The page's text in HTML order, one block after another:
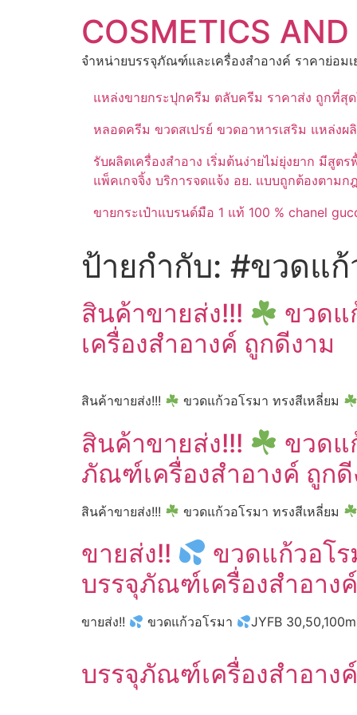
COSMETICS
จำหน่ายบรรจุภัณฑ์และเครื่องสำอางค์ ราคาย่อมเ
แหล่งขายกระปุกครีม ตลับครีม ราคาส่ง ถูกที่สุ
หลอดครีม ขวดสเปรย์ ขวดอาหารเสริม แหล่งผ
รับผลิตเครื่องสำอาง เริ่มต้นง่ายไม่ยุ่งยาก มีสู
แพ็คเกจจิ้ง บริการจดแจ้ง อย. แบบถูกต้องตาม
ขายกระเป๋าแบรนด์มือ 1 แท้ 100 % chanel
ป้ายกำกับ: #ขวดแก้
สินค้าขายส่ง!!! ขวดแ
เครื่องสำอางค์ ถูกดีงาม
สินค้าขายส่ง!!! ขวดแก้วอโรมา ทรงสีเหลี่ยม
สินค้าขายส่ง!!! ขวดแ
ภัณฑ์เครื่องสำอางค์ ถูกดี
สินค้าขายส่ง!!! ขวดแก้วอโรมา ทรงสีเหลี่ยม
ขายส่ง!! ขวดแก้วอโร
บรรจุภัณฑ์เครื่องสำอาง
ขายส่ง!! ขวดแก้วอโรมา JYFB
บรรจุภัณฑ์เครื่องสำอาง